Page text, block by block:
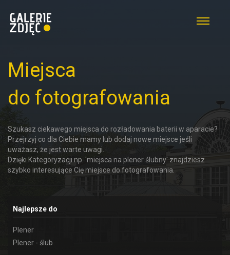
Miejsca
do fotografowania
Szukasz ciekawego miejsca do rozładowania baterii w aparacie?
Przejrzyj co dla Ciebie mamy lub dodaj nowe miejsce jeśli
uważasz, że jest warte uwagi.
Dzięki Kategoryzacji np. 'miejsca na plener ślubny' znajdziesz
szybko interesujące Cię miejsce do fotografowania.
Najlepsze do
Plener
Plener - ślub